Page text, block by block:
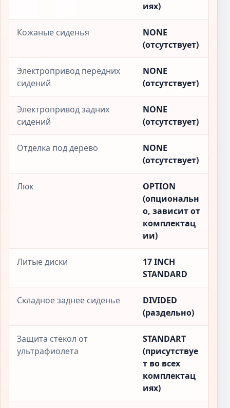
иях)
Кожаные сиденья
NONE
(отсутствует)
Электропривод передних
сидений
NONE
(отсутствует)
Электропривод задних
сидений
NONE
(отсутствует)
Отделка под дерево
NONE
(отсутствует)
Люк
OPTION
(опциональн
о, зависит от
комплектац
ии)
Литые диски
17 INCH
STANDARD
Складное заднее сиденье
DIVIDED
(раздельно)
Защита стёкол от
ультрафиолета
STANDART
(присутствуе
т во всех
комплектац
иях)